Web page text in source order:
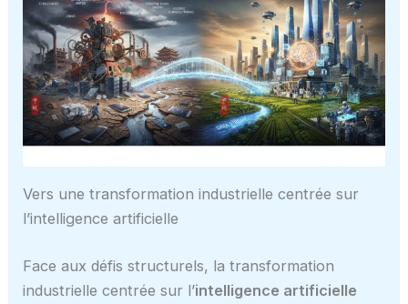
Vers une transformation industrielle centrée sur
l’intelligence artificielle
Face aux défis structurels, la transformation
industrielle centrée sur l’intelligence artificielle